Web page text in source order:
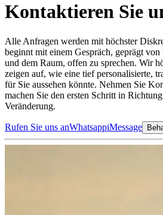
Kontaktieren Sie
Alle Anfragen werden mit höchster
beginnt mit einem Gespräch, geprägt von
und dem Raum, offen zu sprechen. Wir
zeigen auf, wie eine tief personalisierte,
für Sie aussehen könnte. Nehmen Sie
machen Sie den ersten Schritt in
Veränderung.
Rufen Sie uns anWhatsappiMessage